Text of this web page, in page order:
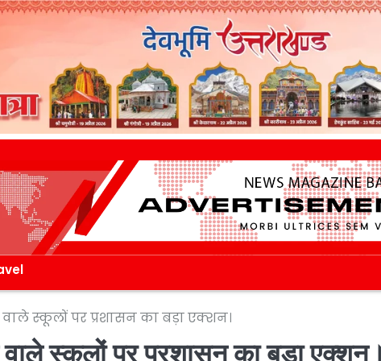
वाले स्कूलों पर प्रशासन का बड़ा एक्शन।
स्कूलों पर प्रशासन का बड़ा एक्शन।